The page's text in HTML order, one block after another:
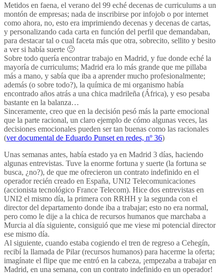
Metidos en faena, el verano del 99 eché decenas de curriculums a un
montón de empresas; nada de inscribirse por infojob o por internet
como ahora, no, esto era imprimiendo decenas y decenas de cartas,
y personalizando cada carta en función del perfil que demandaban,
para destacar tal o cual faceta más que otra, sobrecito, sellito y besito
a ver si había suerte 🙂
Sobre todo quería encontrar trabajo en Madrid, y fue donde eché la
mayoría de curriculums; Madrid era lo más grande que me pillaba
más a mano, y sabía que iba a aprender mucho profesionalmente;
además (o sobre todo?), la química de mi organismo había
encontrado años atrás a una chica madrileña (África), y eso pesaba
bastante en la balanza…
Sinceramente, creo que en la decisión pesó más la parte emocional
que la parte racional, un claro ejemplo de cómo algunas veces, las
decisiones emocionales pueden ser tan buenas como las racionales
(ver documental de Eduardo Punset en redes, nº 36)
Unas semanas antes, había estado ya en Madrid 3 días, haciendo
algunas entrevistas. Tuve la enorme fortuna y suerte (la fortuna se
busca, ¿no?), de que me ofrecieron un contrato indefinido en el
operador recién creado en España, UNI2 Telecomunicaciones
(accionista tecnológico France Telecom). Hice dos entrevistas en
UNI2 el mismo día, la primera con RRHH y la segunda con el
director del departamento donde iba a trabajar; esto no era normal,
pero como le dije a la chica de recursos humanos que marchaba a
Murcia al día siguiente, consiguió que me viese mi potencial director
ese mismo día.
Al siguiente, cuando estaba cogiendo el tren de regreso a Cehegín,
recibí la llamada de Pilar (recursos humanos) para hacerme la oferta;
imagínate el flipe que me entró en la cabeza, ¡empezaba a trabajar en
Madrid, en una semana, con un contrato indefinido en un operador!